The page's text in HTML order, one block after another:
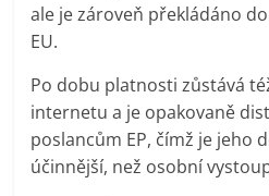
ale je zároveň překládáno
EU.
Po dobu platnosti zůstává
internetu a je opakovaně
poslancům EP, čímž je jeho
účinnější, než osobní